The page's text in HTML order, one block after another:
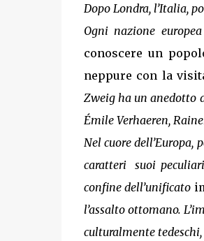
Dopo Londra, l’Italia,
Ogni nazione
conoscere un
neppure con la
Zweig ha un anedotto
Émile Verhaeren,
Nel cuore
caratteri suoi
confine dell’unificato
l’assalto ottomano.
culturalmente